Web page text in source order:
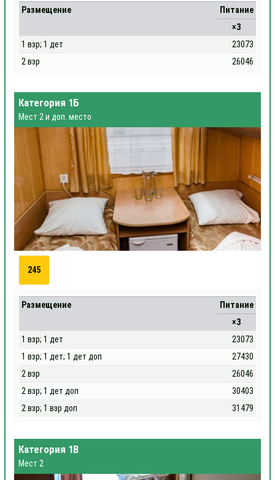
Размещение
Питание
×3
1 взр; 1 дет
23073
2 взр
26046
Категория 1Б
Мест 2 и доп. место
245
Размещение
Питание
×3
1 взр; 1 дет
23073
1 взр; 1 дет; 1 дет доп
27430
2 взр
26046
2 взр; 1 дет доп
30403
2 взр; 1 взр доп
31479
Категория 1В
Мест 2